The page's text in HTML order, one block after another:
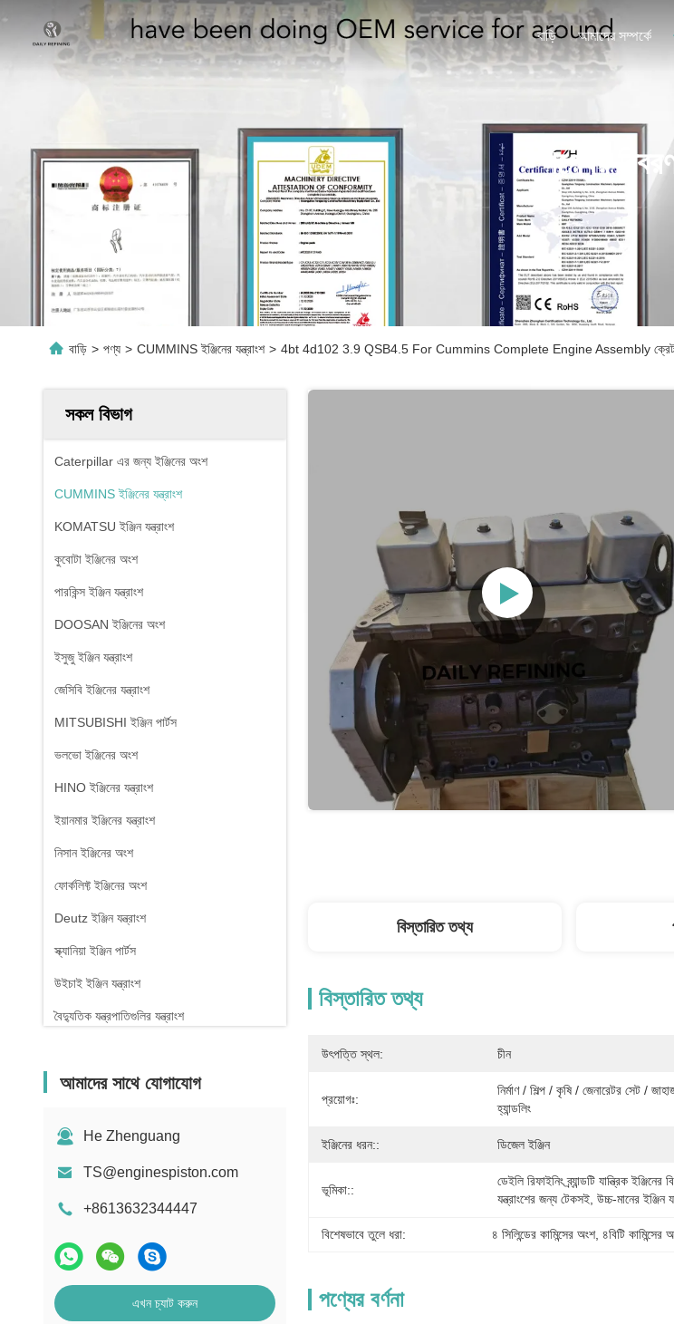
বাড়ি আমাদের সম্পর্কে
পণ্যের
বাড়ি > পণ্য > CUMMINS ইঞ্জিনের যন্ত্রাংশ > 4bt 4d102 3.9 QSB4.5 For Cummins Complete Engine Assembly ক্রেট
সকল বিভাগ
Caterpillar এর জন্য ইঞ্জিনের অংশ
CUMMINS ইঞ্জিনের যন্ত্রাংশ
KOMATSU ইঞ্জিন যন্ত্রাংশ
কুবোটা ইঞ্জিনের অংশ
পারকিন্স ইঞ্জিন যন্ত্রাংশ
DOOSAN ইঞ্জিনের অংশ
ইসুজু ইঞ্জিন যন্ত্রাংশ
জেসিবি ইঞ্জিনের যন্ত্রাংশ
MITSUBISHI ইঞ্জিন পার্টস
ভলভো ইঞ্জিনের অংশ
HINO ইঞ্জিনের যন্ত্রাংশ
ইয়ানমার ইঞ্জিনের যন্ত্রাংশ
নিসান ইঞ্জিনের অংশ
ফোর্কলিফ্ট ইঞ্জিনের অংশ
Deutz ইঞ্জিন যন্ত্রাংশ
স্ক্যানিয়া ইঞ্জিন পার্টস
উইচাই ইঞ্জিন যন্ত্রাংশ
বৈদ্যুতিক যন্ত্রপাতিগুলির যন্ত্রাংশ
আমাদের সাথে যোগাযোগ
He Zhenguang
TS@enginespiston.com
+8613632344447
এখন চ্যাট করুন
বিস্তারিত তথ্য
বিস্তারিত তথ্য
উৎপত্তি স্থল: চীন
প্রয়োগঃ:
নির্মাণ / শিল্প / কৃষি / জেনারেটর সেট /
হ্যান্ডলিং
ইঞ্জিনের ধরন:: ডিজেল ইঞ্জিন
ভূমিকা::
ডেইলি রিফাইনিং ব্র্যান্ডটি যান্ত্রিক ইঞ্জিনের
যন্ত্রাংশের জন্য টেকসই, উচ্চ-মানের ইঞ্জিন
বিশেষভাবে তুলে ধরা: ৪ সিলিন্ডের কামিন্সের অংশ, ৪বিটি কামিন্সের
পণ্যের বর্ণনা